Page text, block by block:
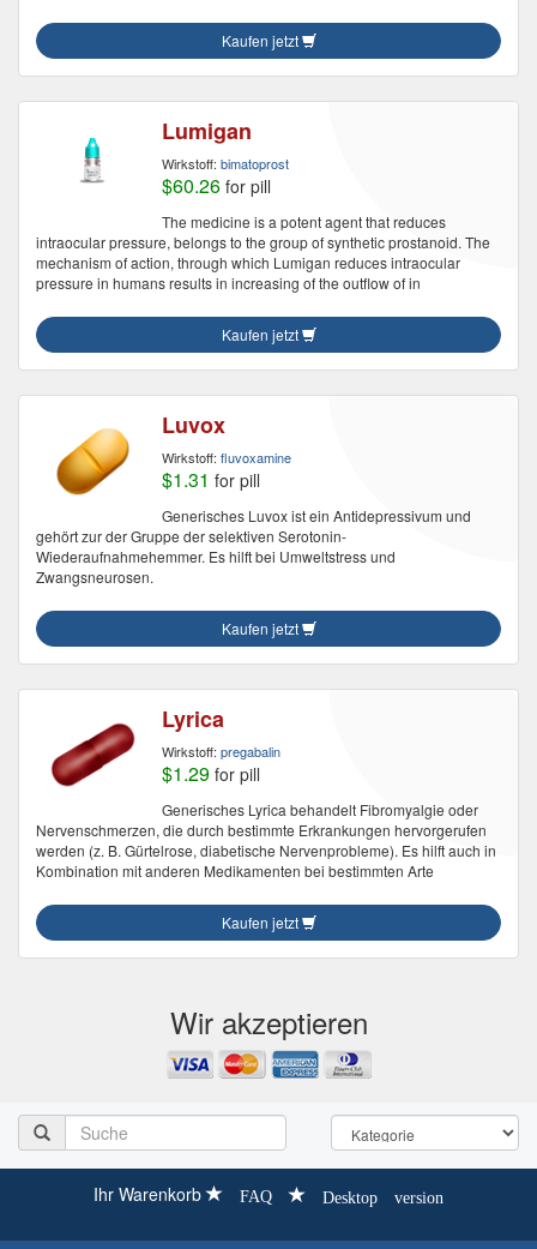
Kaufen jetzt
Lumigan
Wirkstoff: bimatoprost
$60.26 for pill
The medicine is a potent agent that reduces
intraocular pressure, belongs to the group of synthetic prostanoid. The
mechanism of action, through which Lumigan reduces intraocular
pressure in humans results in increasing of the outflow of in
Kaufen jetzt
Luvox
Wirkstoff: fluvoxamine
$1.31 for pill
Generisches Luvox ist ein Antidepressivum und
gehört zur der Gruppe der selektiven Serotonin-
Wiederaufnahmehemmer. Es hilft bei Umweltstress und
Zwangsneurosen.
Kaufen jetzt
Lyrica
Wirkstoff: pregabalin
$1.29 for pill
Generisches Lyrica behandelt Fibromyalgie oder
Nervenschmerzen, die durch bestimmte Erkrankungen hervorgerufen
werden (z. B. Gürtelrose, diabetische Nervenprobleme). Es hilft auch in
Kombination mit anderen Medikamenten bei bestimmten Arte
Kaufen jetzt
Wir akzeptieren
Ihr Warenkorb FAQ Desktop version